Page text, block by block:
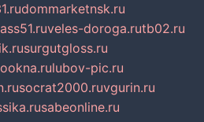
dommarketnsk.ru
veles-doroga.rutb02.ru
surgutgloss.ru
lubov-pic.ru
socrat2000.ruvgurin.ru
sabeonline.ru